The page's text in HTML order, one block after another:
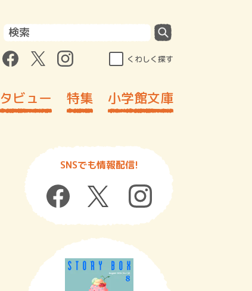
くわしく探す
ビュー 特集 小学館文庫
SNSでも情報配信!